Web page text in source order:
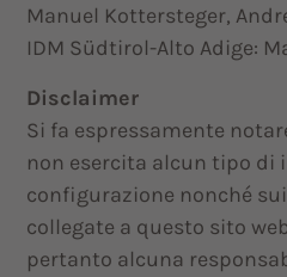
Manuel Kottersteger,
IDM Südtirol-Alto Adige:
Disclaimer
Si fa espressamente
non esercita alcun tipo di
configurazione nonché
collegate a questo sito
pertanto alcuna